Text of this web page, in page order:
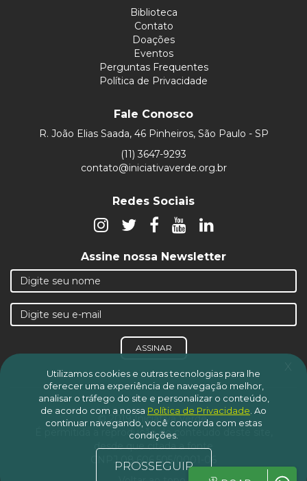
Biblioteca
Contato
Doações
Eventos
Perguntas Frequentes
Política de Privacidade
Fale Conosco
R. João Elias Saada, 46 Pinheiros, São Paulo - SP
(11) 3647-9293
contato@iniciativaverde.org.br
Redes Sociais
Assine nossa Newsletter
ASSINAR
© 2019 Iniciativa Verde.
É permitida a reprodução do conteúdo deste site,
desde que citada a fonte
CNPJ 08.606.505/0001-06
x
Utilizamos cookies e outras tecnologias para lhe
oferecer uma experiência de navegação melhor,
analisar o tráfego do site e personalizar o conteúdo,
de acordo com a nossa Política de Privacidade Ao
continuar navegando, você concorda com estas
condições.
PROSSEGUIR